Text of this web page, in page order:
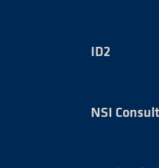
ID2
NSI Consult